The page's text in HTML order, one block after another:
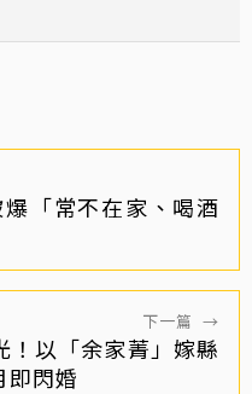
「常不在家、喝酒
下一篇 →
！以「余家菁」嫁縣
閃婚